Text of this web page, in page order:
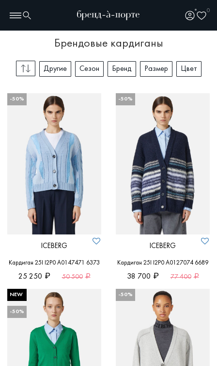
0
брендовые кардиганы
Другие Сезон Бренд Размер Цвет
-50%
ICEBERG
Кардиган 25I I2P0 A0147471 6373
25 250 50 500
-50%
ICEBERG
Кардиган 25I I2P0 A0127074 6689
38 700 77 400
NEW
-50%
-50%